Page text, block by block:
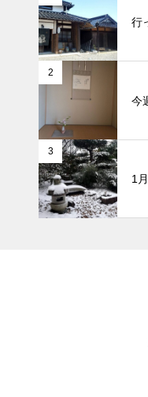
行
2
今
3
1